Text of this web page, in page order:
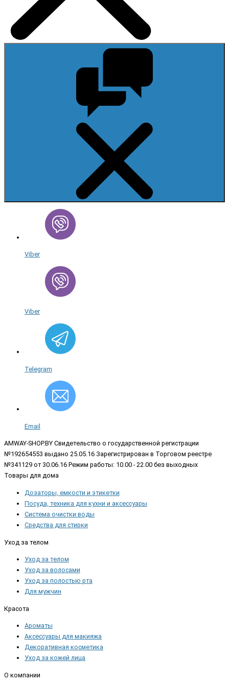
Viber
Viber
Telegram
Email
AMWAY-SHOP.BY Свидетельство о государственной регистрации
№192654553 выдано 25.05.16 Зарегистрирован в Торговом реестре
№341129 от 30.06.16 Режим работы: 10.00 - 22.00 без выходных
Товары для дома
Дозаторы, емкости и этикетки
Посуда, техника для кухни и аксессуары
Система очистки воды
Средства для стирки
Уход за телом
Уход за телом
Уход за волосами
Уход за полостью рта
Для мужчин
Красота
Ароматы
Аксессуары для макияжа
Декоративная косметика
Уход за кожей лица
О компании